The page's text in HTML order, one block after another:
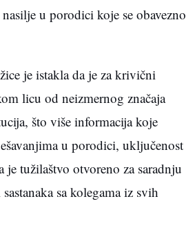
u porodici koje se obavezno
je istakla da je za krivični
licu od neizmernog značaja
što više informacija koje
u porodici, uključenost
je tužilaštvo otvoreno za saradnju
sa kolegama iz svih